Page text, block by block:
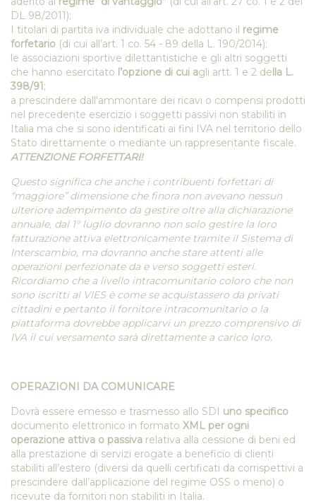
DL 98/2011);
I titolari di partita iva individuale che adottano il regime
forfetario (di cui all’art. 1 co. 54 - 89 della L. 190/2014);
le associazioni sportive dilettantistiche e gli altri soggetti
che hanno esercitato l’opzione di cui agli artt. 1 e 2 de lla L.
398/91 ;
a prescindere dall'ammontare dei ricavi o compensi prodotti
nel precedente esercizio i soggetti passivi non stabiliti in
Italia ma che si sono identificati ai fini IVA nel territorio dello
Stato direttamente o mediante un rappresentante fiscale.
ATTENZIONE FORFETTARI!
Questo significa che anche i contribuenti forfettari di
“maggiore” dimensione che finora non avevano nessun
ulteriore adempimento da gestire oltre alla dichiarazione
annuale, dal 1° luglio dovranno non solo gestire la loro
fatturazione attiva elettronicamente tramite il Sistema di
Interscambio, ma dovranno anche stare attenti alle
operazioni perfezionate da e verso soggetti esteri.
Ricordiamo che a livello intracomunitario coloro che non
sono iscritti al VIES è come se acquistassero da privati
cittadini e pertanto il fornitore intracomunitario o la
piattaforma dovrebbe applicarvi un prezzo comprensivo di
IVA il cui versamento sarà direttamente a carico loro.
OPERAZIONI DA COMUNICARE
Dovrà essere emesso e trasmesso allo SDI uno specifico
documento elettronico in formato XML per ogni
operazione attiva o passiva relativa alla cessione di beni ed
alla prestazione di servizi erogate a beneficio di clienti
stabiliti all’estero (diversi da quelli certificati da corrispettivi a
prescindere dall’applicazione del regime OSS o meno) o
ricevute da fornitori non stabiliti in Italia.